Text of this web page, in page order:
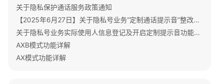
速
入
门
买
关于隐私保护通话服务政策通知
【2025年6月27日】关于隐私号业务“定制通话提示音”整改的重要通知
关于隐私号业务实际使用人信息登记及开启定制提示音功能的重要通知
AXB模式功能详解
AX模式功能详解